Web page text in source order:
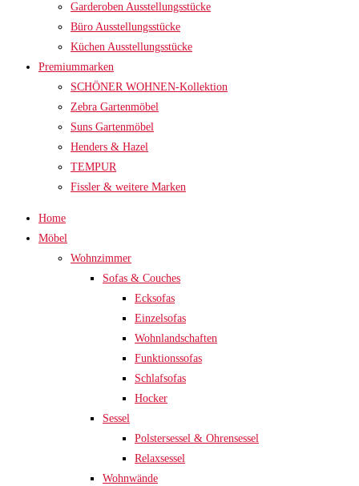
Garderoben Ausstellungsstücke
Büro Ausstellungsstücke
Küchen Ausstellungsstücke
Premiummarken
SCHÖNER WOHNEN-Kollektion
Zebra Gartenmöbel
Suns Gartenmöbel
Henders & Hazel
TEMPUR
Fissler & weitere Marken
Home
Möbel
Wohnzimmer
Sofas & Couches
Ecksofas
Einzelsofas
Wohnlandschaften
Funktionssofas
Schlafsofas
Hocker
Sessel
Polstersessel & Ohrensessel
Relaxsessel
Wohnwände